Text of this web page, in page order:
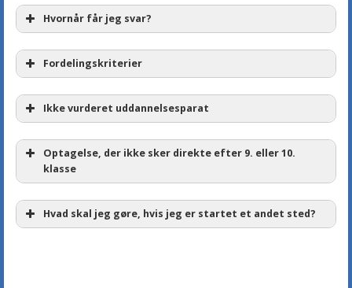
Hvornår får jeg svar?
Fordelingskriterier
Ikke vurderet uddannelsesparat
Optagelse, der ikke sker direkte efter 9. eller 10.
klasse
Hvad skal jeg gøre, hvis jeg er startet et andet sted?